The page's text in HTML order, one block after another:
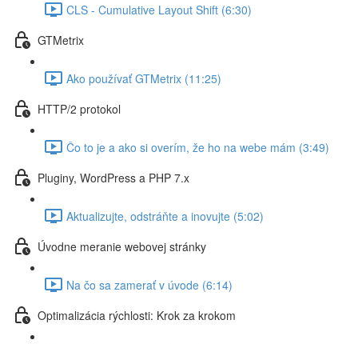
CLS - Cumulative Layout Shift (6:30)
GTMetrix
Ako používať GTMetrix (11:25)
HTTP/2 protokol
Čo to je a ako si overím, že ho na webe mám (3:49)
Pluginy, WordPress a PHP 7.x
Aktualizujte, odstráňte a inovujte (5:02)
Úvodne meranie webovej stránky
Na čo sa zamerať v úvode (6:14)
Optimalizácia rýchlosti: Krok za krokom